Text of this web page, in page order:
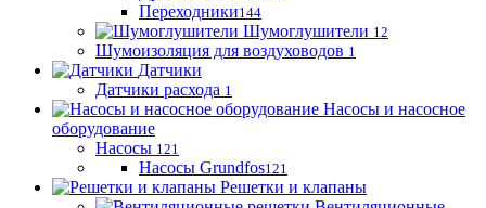
Переходники144
Шумоглушители 12
Шумоизоляция для воздуховодов 1
Датчики
Датчики расхода 1
Насосы и насосное
оборудование
Насосы 121
Насосы Grundfos121
Решетки и клапаны